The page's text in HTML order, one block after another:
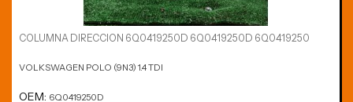
COLUMNA DIRECCION 6Q0419250D 6Q0419250D 6Q0419250
VOLKSWAGEN POLO (9N3) 1.4 TDI
OEM: 6Q0419250D